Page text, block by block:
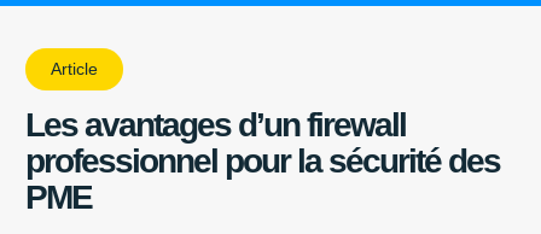
Article
Les avantages d’un firewall
professionnel pour la sécurité des
PME